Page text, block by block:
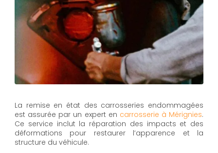
La remise en état des carrosseries endommagées
est assurée par un expert en carrosserie à Mérignies.
Ce service inclut la réparation des impacts et des
déformations pour restaurer l’apparence et la
structure du véhicule.